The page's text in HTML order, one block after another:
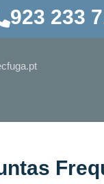
923 233